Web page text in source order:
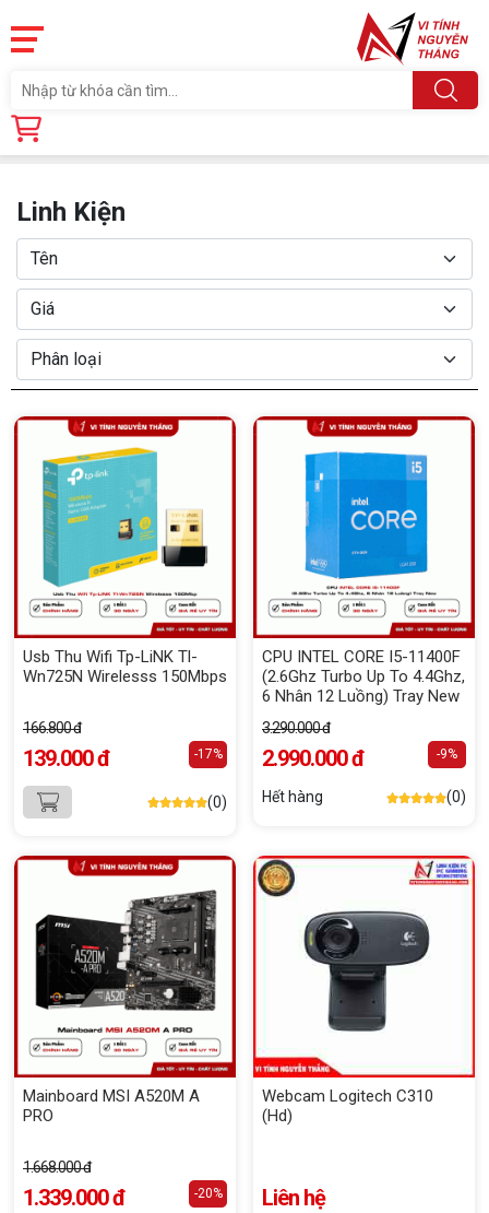
Trang chủ
Linh Kiện
Usb Thu Wifi Tp-LiNK Tl-
Wn725N Wirelesss 150Mbps
166.800 đ
139.000 đ -17%
(0)
CPU INTEL CORE I5-11400F
(2.6Ghz Turbo Up To 4.4Ghz,
6 Nhân 12 Luồng) Tray New
3.290.000 đ
2.990.000 đ -9%
Hết hàng (0)
Mainboard MSI A520M A
PRO
1.668.000 đ
1.339.000 đ -20%
Webcam Logitech C310
(Hd)
Liên hệ